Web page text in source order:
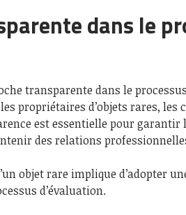
dans le
transparente dans le
propriétaires d’objets rares, les
est essentielle pour garantir
des relations
objet rare implique d’adopter
d’évaluation.